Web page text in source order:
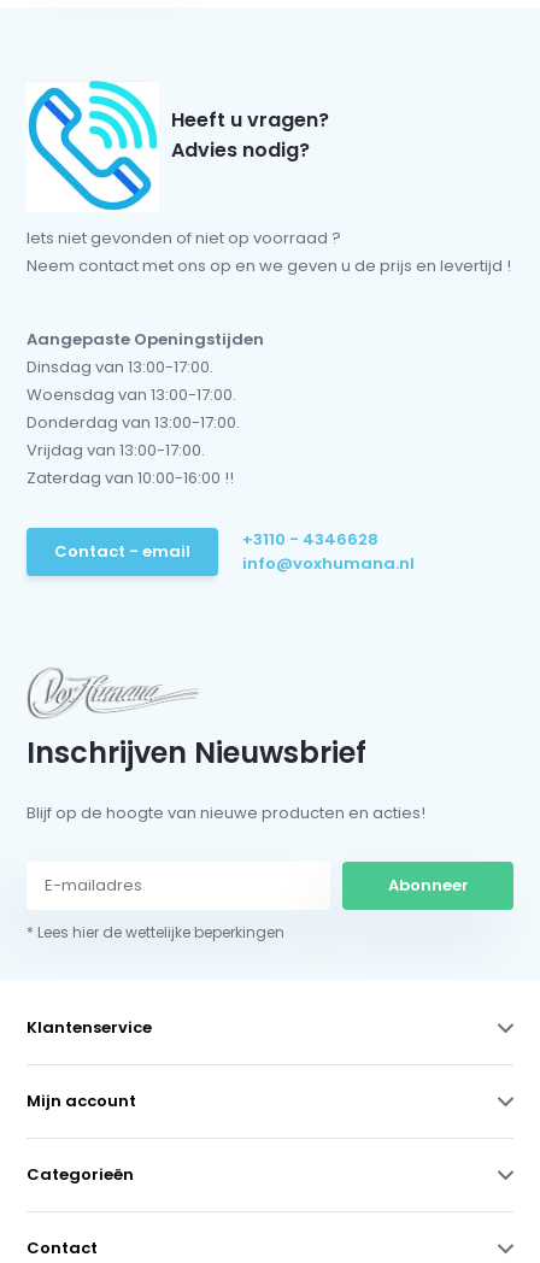
Heeft u vragen?
Advies nodig?
Iets niet gevonden of niet op voorraad ?
Neem contact met ons op en we geven u de prijs en levertijd !
Aangepaste Openingstijden
Dinsdag van 13:00-17:00.
Woensdag van 13:00-17:00.
Donderdag van 13:00-17:00.
Vrijdag van 13:00-17:00.
Zaterdag van 10:00-16:00 !!
Contact - email
+3110 - 4346628
info@voxhumana.nl
Inschrijven Nieuwsbrief
Blijf op de hoogte van nieuwe producten en acties!
Abonneer
* Lees hier de wettelijke beperkingen
Klantenservice
Mijn account
Categorieën
Contact